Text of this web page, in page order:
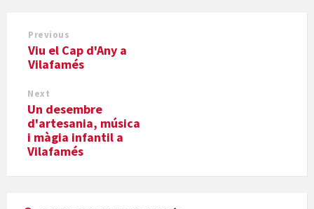
Previous
Viu el Cap d'Any a
Vilafamés
Next
Un desembre
d'artesania, música
i màgia infantil a
Vilafamés